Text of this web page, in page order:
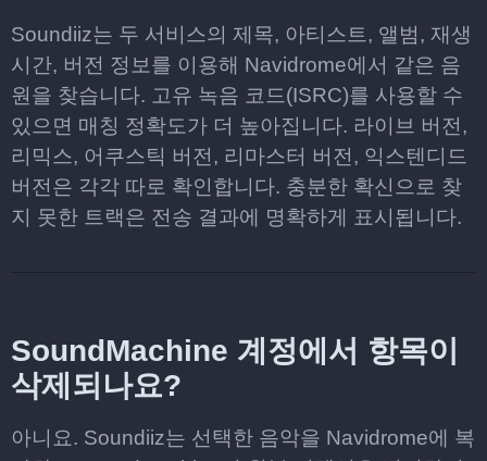
Soundiiz는 두 서비스의 제목, 아티스트, 앨범, 재생
시간, 버전 정보를 이용해 Navidrome에서 같은 음
원을 찾습니다. 고유 녹음 코드(ISRC)를 사용할 수
있으면 매칭 정확도가 더 높아집니다. 라이브 버전,
리믹스, 어쿠스틱 버전, 리마스터 버전, 익스텐디드
버전은 각각 따로 확인합니다. 충분한 확신으로 찾
지 못한 트랙은 전송 결과에 명확하게 표시됩니다.
SoundMachine 계정에서 항목이
삭제되나요?
아니요. Soundiiz는 선택한 음악을 Navidrome에 복